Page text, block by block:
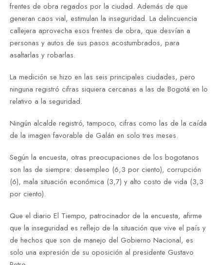
frentes de obra regados por la ciudad. Además de que
generan caos vial, estimulan la inseguridad. La delincuencia
callejera aprovecha esos frentes de obra, que desvían a
personas y autos de sus pasos acostumbrados, para
asaltarlas y robarlas.
La medición se hizo en las seis principales ciudades, pero
ninguna registró cifras siquiera cercanas a las de Bogotá en lo
relativo a la seguridad.
Ningún alcalde registró, tampoco, cifras como las de la caída
de la imagen favorable de Galán en solo tres meses.
Según la encuesta, otras preocupaciones de los bogotanos
son las de siempre: desempleo (6,3 por ciento), corrupción
(6), mala situación económica (3,7) y alto costo de vida (3,3
por ciento).
Que el diario El Tiempo, patrocinador de la encuesta, afirme
que la inseguridad es reflejo de la situación que vive el país y
de hechos que son de manejo del Gobierno Nacional, es
solo una expresión de su oposición al presidente Gustavo